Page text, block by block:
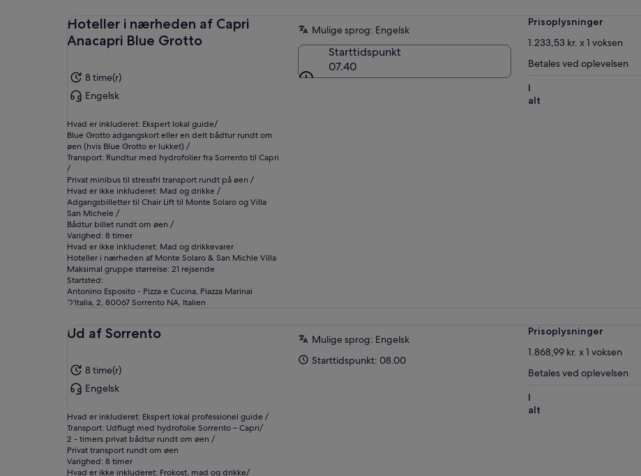
Hoteller i nærheden af Capri
Anacapri Blue Grotto
8 time(r)
Engelsk
Hvad er inkluderet: Ekspert lokal guide/
Blue Grotto adgangskort eller en delt bådtur rundt om
øen (hvis Blue Grotto er lukket) /
Transport: Rundtur med hydrofolier fra Sorrento til Capri
/
Privat minibus til stressfri transport rundt på øen /
Hvad er ikke inkluderet: Mad og drikke /
Adgangsbilletter til Chair Lift til Monte Solaro og Villa
San Michele /
Bådtur billet rundt om øen /
Varighed: 8 timer
Hvad er ikke inkluderet: Mad og drikkevarer
Hoteller i nærheden af Monte Solaro & San Michle Villa
Maksimal gruppe størrelse: 21 rejsende
Startsted:
Antonino Esposito - Pizza e Cucina, Piazza Marinai
D'Italia, 2, 80067 Sorrento NA, Italien
Mulige sprog: Engelsk
Starttidspunkt
07.40
Prisoplysninger
1.233,53 kr. x 1 voksen
Betales ved oplevelsen
I
alt
Ud af Sorrento
8 time(r)
Engelsk
Hvad er inkluderet: Ekspert lokal professionel guide /
Transport: Udflugt med hydrofolie Sorrento – Capri/
2 - timers privat bådtur rundt om øen /
Privat transport rundt om øen
Varighed: 8 timer
Hvad er ikke inkluderet: Frokost, mad og drikke/
Mulige sprog: Engelsk
Starttidspunkt: 08.00
Prisoplysninger
1.868,99 kr. x 1 voksen
Betales ved oplevelsen
I
alt